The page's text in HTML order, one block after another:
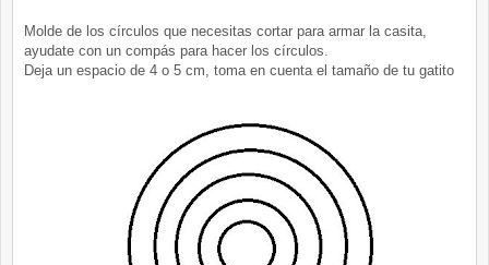
Molde de los círculos que necesitas cortar para armar la casita,
ayudate con un compás para hacer los círculos.
Deja un espacio de 4 o 5 cm, toma en cuenta el tamaño de tu gatito